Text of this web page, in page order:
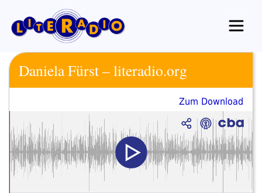
Inhalt
springen
Daniela Fürst – literadio.org
Zum Download